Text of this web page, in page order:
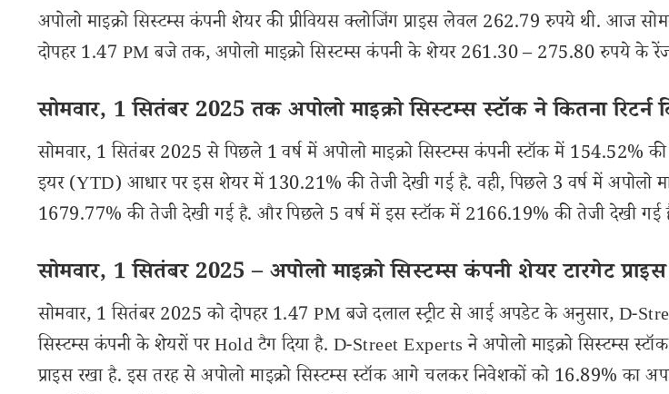
अपोलो माइक्रो सिस्टम्स कंपनी शेयर की प्रीवियस क्लोजिंग प्राइस लेवल 262.79 रुपये थी. आज
दोपहर 1.47 PM बजे तक, अपोलो माइक्रो सिस्टम्स कंपनी के शेयर 261.30 – 275.80 रुपये के
सोमवार, 1 सितंबर 2025 तक अपोलो माइक्रो सिस्टम्स स्टॉक ने कितना रिटर्न
सोमवार, 1 सितंबर 2025 से पिछले 1 वर्ष में अपोलो माइक्रो सिस्टम्स कंपनी स्टॉक में 154.52%
इयर (YTD) आधार पर इस शेयर में 130.21% की तेजी देखी गई है. वही, पिछले 3 वर्ष में अपोलो
1679.77% की तेजी देखी गई है. और पिछले 5 वर्ष में इस स्टॉक में 2166.19% की तेजी देखी गई
सोमवार, 1 सितंबर 2025 – अपोलो माइक्रो सिस्टम्स कंपनी शेयर टारगेट प्राइस
सोमवार, 1 सितंबर 2025 को दोपहर 1.47 PM बजे दलाल स्ट्रीट से आई अपडेट के अनुसार, D-
सिस्टम्स कंपनी के शेयरों पर Hold टैग दिया है. D-Street Experts ने अपोलो माइक्रो सिस्टम्स
प्राइस रखा है. इस तरह से अपोलो माइक्रो सिस्टम्स स्टॉक आगे चलकर निवेशकों को 16.89% का